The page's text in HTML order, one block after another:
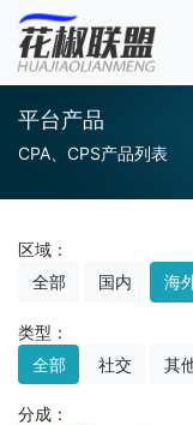
平台产品
CPA、CPS产品列表
区域：
全部
国内 海
类型：
全部
社交 其
分成：